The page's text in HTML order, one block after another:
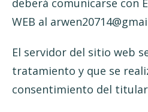
deberá comunicarse con
WEB al
El servidor del sitio web
tratamiento y que se
consentimiento del